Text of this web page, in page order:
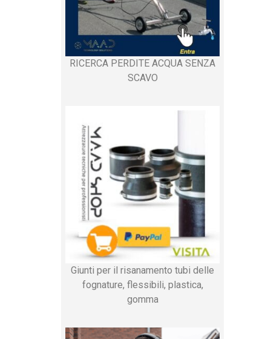
RICERCA PERDITE ACQUA SENZA
SCAVO
Giunti per il risanamento tubi delle
fognature, flessibili, plastica,
gomma